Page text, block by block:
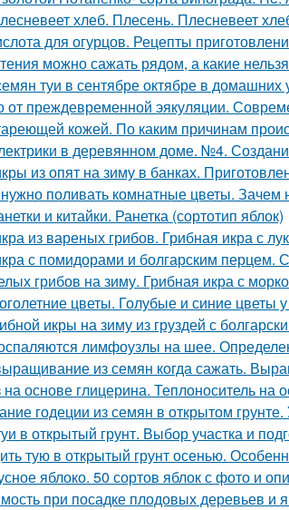
хлеб. Плесень. Плесневеет
для огурцов. Рецепты
можно сажать рядом, а какие
туи в сентябре октябре в
от преждевременной эякуляции.
кожей. По каким причинам
в деревянном доме. №4.
из опят на зиму в банках.
нужно поливать комнатные цветы.
и китайки. Ранетка (сортотип яблок)
из вареных грибов. Грибная икра с
с помидорами и болгарским
грибов на зиму. Грибная икра с
цветы. Голубые и синие цветы
икры на зиму из груздей с
лимфоузлы на шее.
из семян когда сажать.
основе глицерина. Теплоноситель на
годеции из семян в открытом
в открытый грунт. Выбор участка и
тую в открытый грунт осенью.
яблоко. 50 сортов яблок с фото и
при посадке плодовых деревьев и